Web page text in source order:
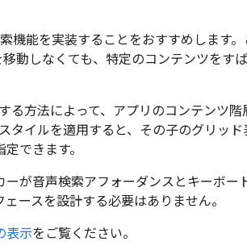
機能を実装することをおすすめします
動しなくても、特定のコンテンツをす
る方法によって、アプリのコンテンツ階
タイルを適用すると、その子のグリッ
できます。
が音声検索アフォーダンスとキーボー
ースを設計する必要はありません。
表示をご覧ください。